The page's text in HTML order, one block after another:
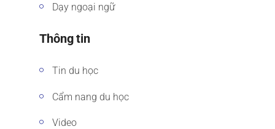
Dạy ngoại ngữ
Thông tin
Tin du học
Cẩm nang du học
Video